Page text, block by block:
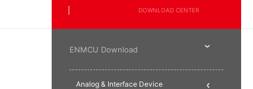
DOWNLOAD CENTER
ENMCU Download
Analog & Interface Device